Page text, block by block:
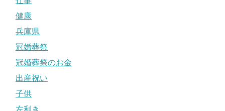
健康
兵庫県
冠婚葬祭
冠婚葬祭のお金
出産祝い
子供
左利き